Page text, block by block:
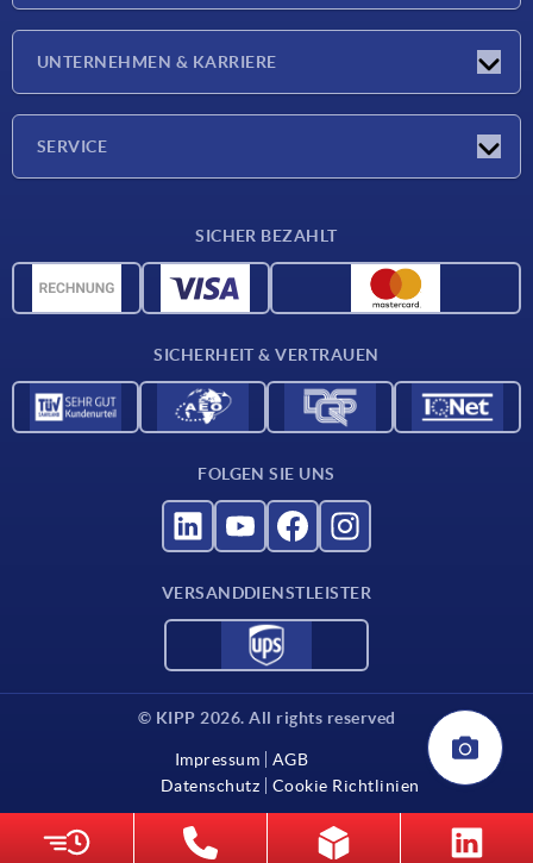
Presseberichte
UNTERNEHMEN & KARRIERE
SERVICE
Werkstoffübersicht
SICHER BEZAHLT
SICHERHEIT & VERTRAUEN
FOLGEN SIE UNS
VERSANDDIENSTLEISTER
© KIPP 2026. All rights reserved
Impressum
AGB
Datenschutz
Cookie Richtlinien